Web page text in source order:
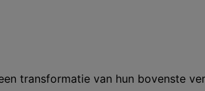
transformatie van hun bovenste